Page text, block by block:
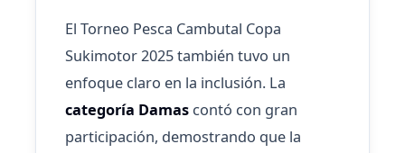
El Torneo Pesca Cambutal Copa
Sukimotor 2025 también tuvo un
enfoque claro en la inclusión. La
categoría Damas contó con gran
participación, demostrando que la